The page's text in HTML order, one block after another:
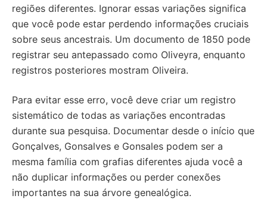
regiões diferentes. Ignorar essas variações significa
que você pode estar perdendo informações cruciais
sobre seus ancestrais. Um documento de 1850 pode
registrar seu antepassado como Oliveyra, enquanto
registros posteriores mostram Oliveira.
Para evitar esse erro, você deve criar um registro
sistemático de todas as variações encontradas
durante sua pesquisa. Documentar desde o início que
Gonçalves, Gonsalves e Gonsales podem ser a
mesma família com grafias diferentes ajuda você a
não duplicar informações ou perder conexões
importantes na sua árvore genealógica.